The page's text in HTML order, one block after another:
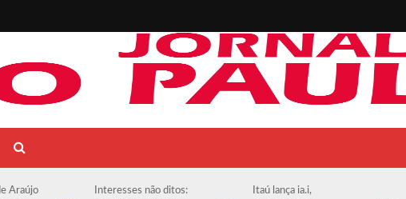
Araújo
Interesses não ditos:
Itaú lança ia.i,